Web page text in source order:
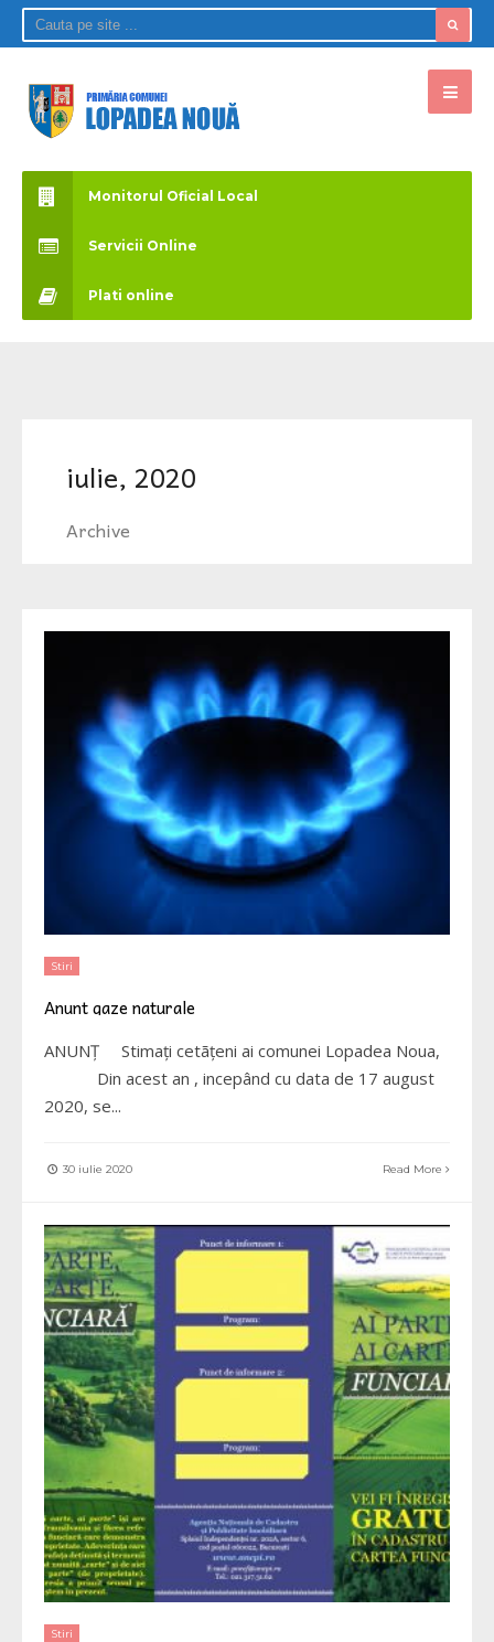
Monitorul Oficial Local
Servicii Online
Plati online
iulie, 2020
Archive
Stiri
Anunt gaze naturale
ANUNŢ Stimaţi cetãţeni ai comunei Lopadea Noua,
Din acest an , incepând cu data de 17 august
2020, se...
30 iulie 2020 Read More
Stiri